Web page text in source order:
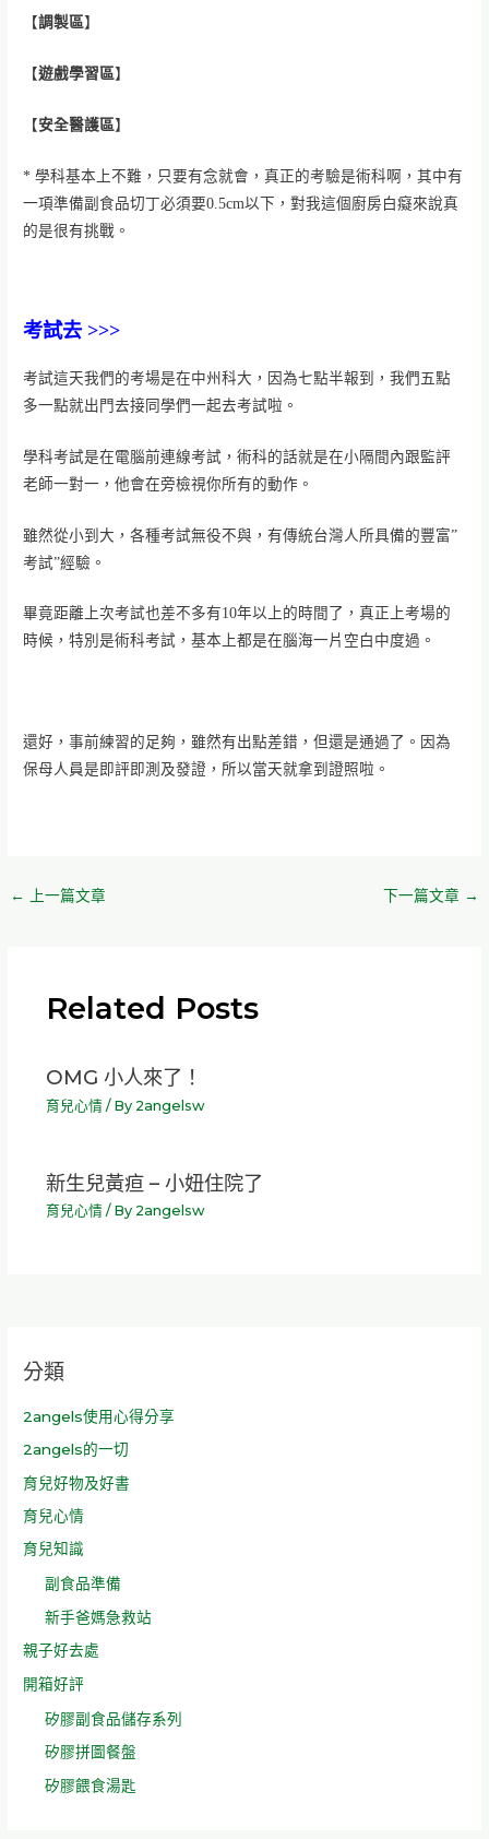
【調製區】
【遊戲學習區】
【 安全醫護區】
* 學科基本上不難，只要有念就會，真正的考驗是術科啊，其中有
一項準備副食品切丁必須要0.5cm以下，對我這個廚房白癡來說真
的是很有挑戰。
考試去 >>>
考試這天我們的考場是在中州科大，因為七點半報到，我們五點
多一點就出門去接同學們一起去考試啦。
學科考試是在電腦前連線考試，術科的話就是在小隔間內跟監評
老師一對一，他會在旁檢視你所有的動作。
雖然從小到大，各種考試無役不與，有傳統台灣人所具備的豐富”
考試”經驗。
畢竟距離上次考試也差不多有10年以上的時間了，真正上考場的
時候，特別是術科考試，基本上都是在腦海一片空白中度過。
還好，事前練習的足夠，雖然有出點差錯，但還是通過了。因為
保母人員是即評即測及發證，所以當天就拿到證照啦。
← 上一篇文章 下一篇文章 →
Related Posts
OMG 小人來了！
育兒心情/ By 2angelsw
新生兒黃疸 – 小妞住院了
育兒心情/ By 2angelsw
分類
2angels使用心得分享
2angels的一切
育兒好物及好書
育兒心情
育兒知識
副食品準備
新手爸媽急救站
親子好去處
開箱好評
矽膠副食品儲存系列
矽膠拼圖餐盤
矽膠餵食湯匙